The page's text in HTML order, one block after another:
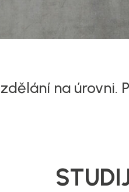
na úrovni.